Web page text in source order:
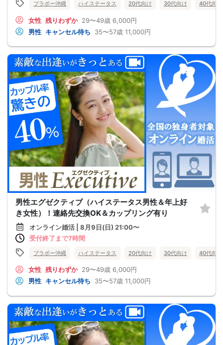
ブラボー沖縄 ハイステータス 20代向け 30代向け 40代向け
女性 残りわずか 29〜49歳 6,000円
男性 キャンセル待ち 35〜57歳 11,000円
男性エグゼクティブ（ハイステータス男性＆年上好
き女性）！連絡先交換OK＆カップリング有り
オンライン婚活 | 8月9日(日) 21:00〜
受付終了まで7時間
ブラボー沖縄 ハイステータス 20代向け 30代向け 40代向け
女性 残りわずか 29〜49歳 6,000円
男性 キャンセル待ち 35〜57歳 11,000円